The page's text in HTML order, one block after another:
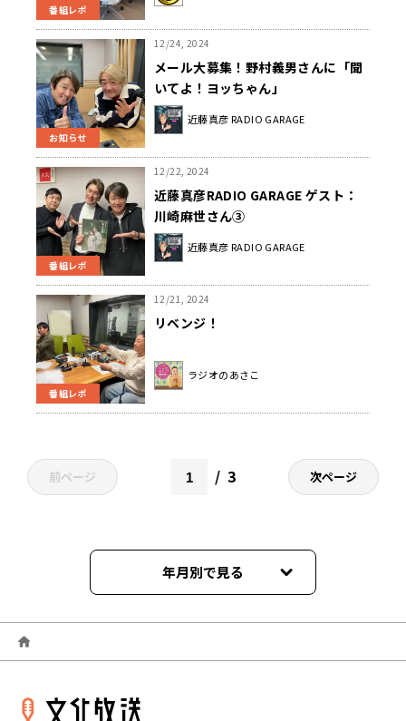
番組レポ
お知らせ
12/24, 2024
メール大募集！野村義男さんに「聞
いてよ！ヨッちゃん」
近藤真彦 RADIO GARAGE
番組レポ
12/22, 2024
近藤真彦RADIO GARAGE ゲスト：
川崎麻世さん③
近藤真彦 RADIO GARAGE
番組レポ
12/21, 2024
リベンジ！
ラジオのあさこ
前ページ 3 次ページ
年月別で見る
2026年06月
2026年05月
2026年04月